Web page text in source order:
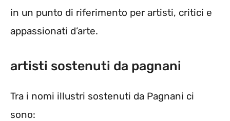
in un punto di riferimento per artisti, critici e
appassionati d’arte.
artisti sostenuti da pagnani
Tra i nomi illustri sostenuti da Pagnani ci
sono: